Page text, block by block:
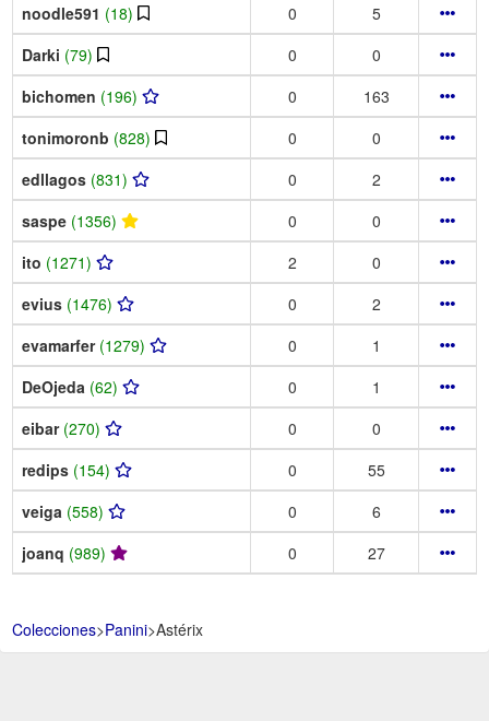
noodle591 (18) 0
5
Darki (79) 0
0
bichomen (196) 0
163
tonimoronb (828) 0
0
edllagos (831) 0
2
saspe (1356) 0
0
ito (1271) 2
0
evius (1476) 0
2
evamarfer (1279) 0
1
DeOjeda (62) 0
1
eibar (270) 0
0
redips (154) 0
55
veiga (558) 0
6
joanq (989) 0 27
Colecciones>Panini>Astérix